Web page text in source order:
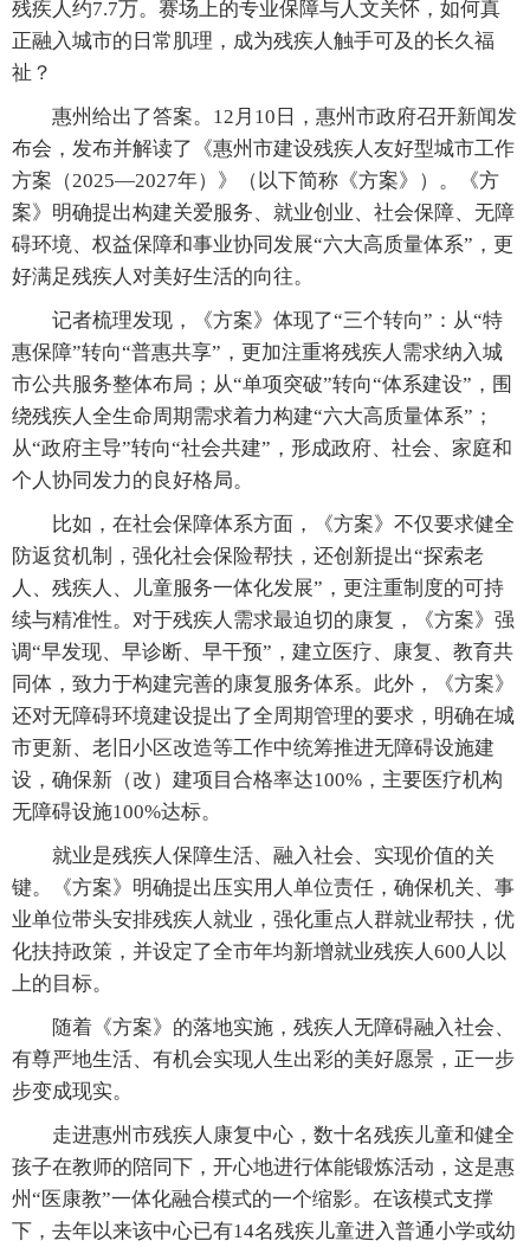
残疾人约7.7万。赛场上的专业保障与人文关怀，如何真
正融入城市的日常肌理，成为残疾人触手可及的长久福
祉？
惠州给出了答案。12月10日，惠州市政府召开新闻发
布会，发布并解读了《惠州市建设残疾人友好型城市工作
方案（2025—2027年）》（以下简称《方案》）。《方
案》明确提出构建关爱服务、就业创业、社会保障、无障
碍环境、权益保障和事业协同发展“六大高质量体系”，更
好满足残疾人对美好生活的向往。
记者梳理发现，《方案》体现了“三个转向”：从“特
惠保障”转向“普惠共享”，更加注重将残疾人需求纳入城
市公共服务整体布局；从“单项突破”转向“体系建设”，围
绕残疾人全生命周期需求着力构建“六大高质量体系”；
从“政府主导”转向“社会共建”，形成政府、社会、家庭和
个人协同发力的良好格局。
比如，在社会保障体系方面，《方案》不仅要求健全
防返贫机制，强化社会保险帮扶，还创新提出“探索老
人、残疾人、儿童服务一体化发展”，更注重制度的可持
续与精准性。对于残疾人需求最迫切的康复，《方案》强
调“早发现、早诊断、早干预”，建立医疗、康复、教育共
同体，致力于构建完善的康复服务体系。此外，《方案》
还对无障碍环境建设提出了全周期管理的要求，明确在城
市更新、老旧小区改造等工作中统筹推进无障碍设施建
设，确保新（改）建项目合格率达100%，主要医疗机构
无障碍设施100%达标。
就业是残疾人保障生活、融入社会、实现价值的关
键。《方案》明确提出压实用人单位责任，确保机关、事
业单位带头安排残疾人就业，强化重点人群就业帮扶，优
化扶持政策，并设定了全市年均新增就业残疾人600人以
上的目标。
随着《方案》的落地实施，残疾人无障碍融入社会、
有尊严地生活、有机会实现人生出彩的美好愿景，正一步
步变成现实。
走进惠州市残疾人康复中心，数十名残疾儿童和健全
孩子在教师的陪同下，开心地进行体能锻炼活动，这是惠
州“医康教”一体化融合模式的一个缩影。在该模式支撑
下，去年以来该中心已有14名残疾儿童进入普通小学或幼